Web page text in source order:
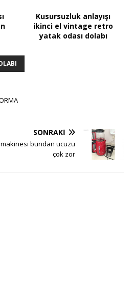
Kusursuzluk anlayışı
ikinci el vintage retro
yatak odası dolabı
SONRAKI
makinesi bundan ucuzu
çok zor